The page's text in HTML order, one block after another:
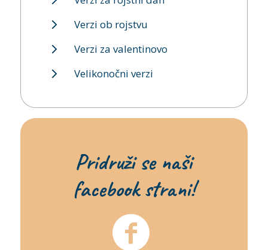
Verzi ob rojstvu
Verzi za valentinovo
Velikonočni verzi
Pridruži se naši
facebook strani!